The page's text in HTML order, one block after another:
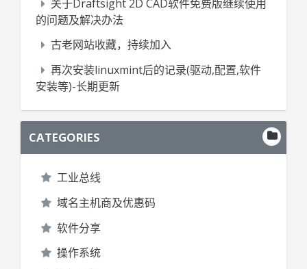
关于Draftsight 2D CAD软件免费版继续使用
的问题及解决办法
古老网站收藏，持续加入
再次安装linuxmint后的记录(驱动,配置,软件
安装等)-长期更新
CATEGORIES
工业总线
域名主机商及优惠码
软件分享
操作系统